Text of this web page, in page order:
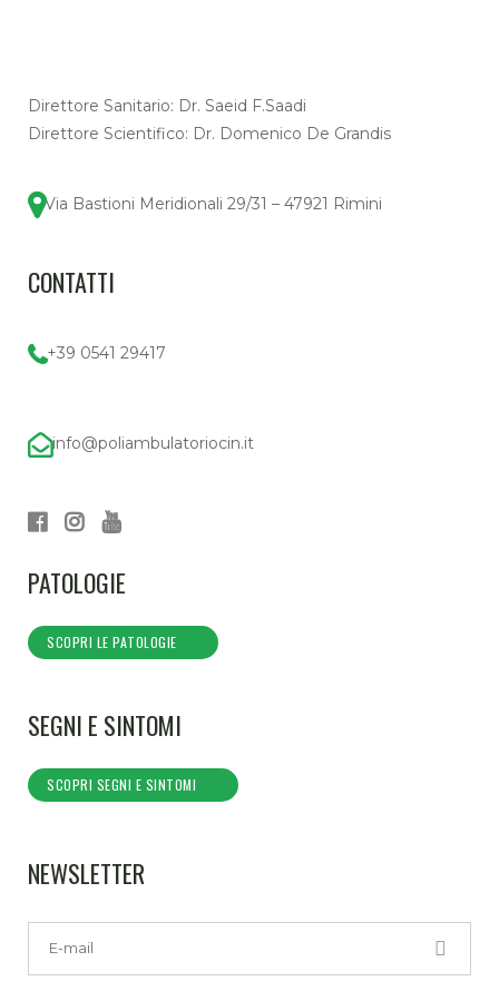
Direttore Sanitario: Dr. Saeid F.Saadi
Direttore Scientifico: Dr. Domenico De Grandis
Via Bastioni Meridionali 29/31 – 47921 Rimini
CONTATTI
+39 0541 29417
info@poliambulatoriocin.it
PATOLOGIE
SCOPRI LE PATOLOGIE
SEGNI E SINTOMI
SCOPRI SEGNI E SINTOMI
NEWSLETTER